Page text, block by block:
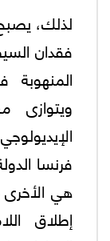
لذلك،
فقدان
المنهوبة
ويتوازى
فرنسا
هي الأخرى
إطلاق